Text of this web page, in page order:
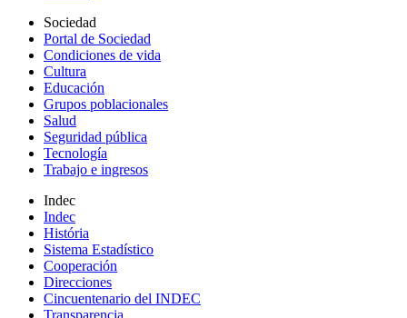
Sociedad
Portal de Sociedad
Condiciones de vida
Cultura
Educación
Grupos poblacionales
Salud
Seguridad pública
Tecnología
Trabajo e ingresos
Indec
Indec
História
Sistema Estadístico
Cooperación
Direcciones
Cincuentenario del INDEC
Transparencia